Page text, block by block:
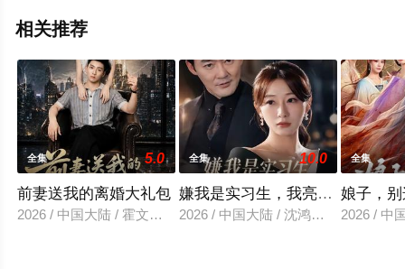
相关推荐
全集 5.0
前妻送我的离婚大礼包
2026 / 中国大陆 / 霍文琦＆雷小米
全集 10.0
嫌我是实习生，我亮出老板身份
2026 / 中国大陆 / 沈鸿运＆刘亚倩
全集
娘子，
2026 / 中